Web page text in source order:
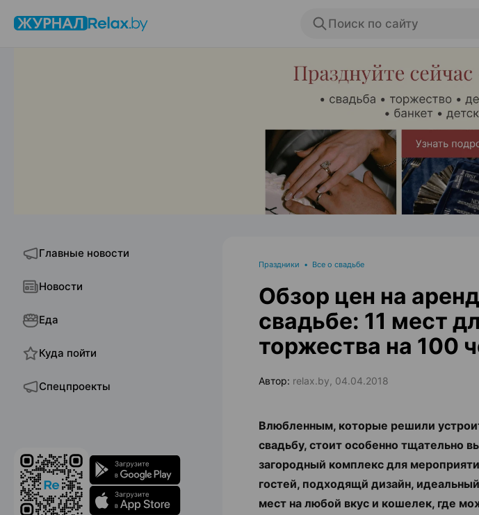
Поиск по сайту
ЭФФЕКТИВНАЯ
Главные новости
Новости
Еда
Куда пойти
Спецпроекты
Праздники • Все о свадьбе
Обзор цен на
свадьбе: 11 мест
торжества на 100
Автор: relax.by, 04.04.2018
Влюбленным, которые решили
свадьбу, стоит особенно тщательно
загородный комплекс для
гостей, подходящй дизайн,
мест на любой вкус и кошелек, где